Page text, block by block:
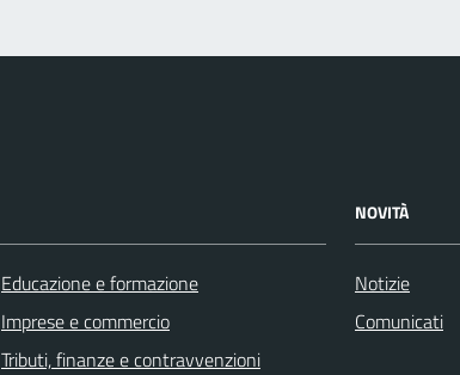
Educazione e formazione
Imprese e commercio
Tributi, finanze e contravvenzioni
NOVITÀ
Notizie
Comunicati